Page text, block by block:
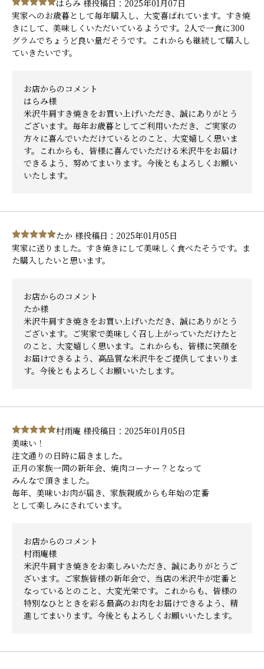
はらみ 様投稿日：2025年01月07日
実家へのお歳暮として毎年購入し、大変喜ばれています。すき焼
きにして、美味しくいただいているようです。2人で一食に300
グラムでちょうど良い量だそうです。これからも継続して購入し
ていきたいです。
お店からのコメント
はらみ様
米沢牛肩すき焼きをお買い上げいただき、誠にありがとう
ございます。毎年お歳暮としてご利用いただき、ご実家の
方々に喜んでいただけているとのこと、大変嬉しく思いま
す。これからも、皆様に喜んでいただける米沢牛をお届け
できるよう、努めてまいります。今後ともよろしくお願い
いたします。
たか 様投稿日：2025年01月05日
実家に送りました。すき焼きにして美味しく食べたそうです。ま
た購入したいと思います。
お店からのコメント
たか様
米沢牛肩すき焼きをお買い上げいただき、誠にありがとう
ございます。ご実家で美味しく召し上がっていただけたと
のこと、大変嬉しく思います。これからも、皆様に笑顔を
お届けできるよう、高品質な米沢牛をご提供してまいりま
す。今後ともよろしくお願いいたします。
村雨庵 様投稿日：2025年01月05日
美味い！
注文通りの日時に届きました。
正月の家族一同の新年会、焼肉コーナー？となって
みんなで頂きました。
毎年、美味いお肉が届き、家族親戚からも年始の定番
として楽しみにされています。
お店からのコメント
村雨庵様
米沢牛肩すき焼きをお楽しみいただき、誠にありがとうご
ざいます。ご家族皆様の新年会で、当店の米沢牛が定番と
なっているとのこと、大変光栄です。これからも、皆様の
特別なひとときを彩る最高のお肉をお届けできるよう、精
進してまいります。今後ともよろしくお願いいたします。